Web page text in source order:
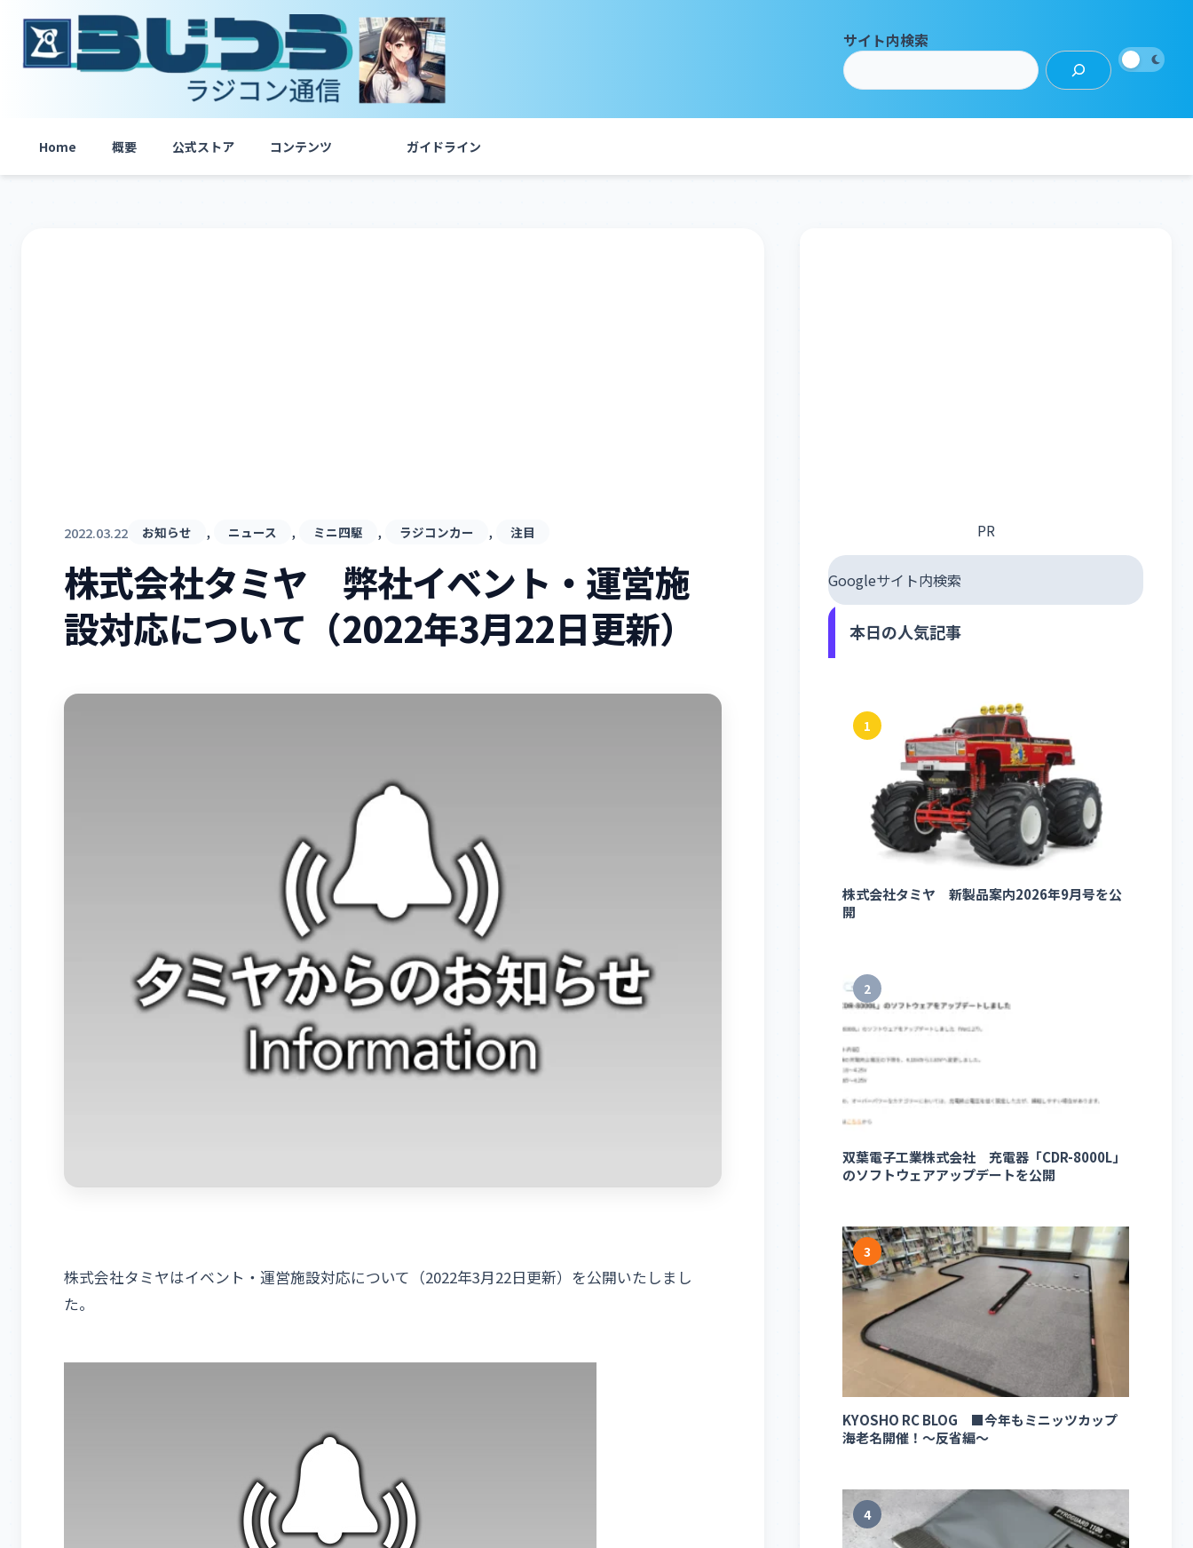
サイト内検索
Home 概要 公式ストア コンテンツ ガイドライン
2022.03.22 お知らせ , ニュース , ミニ四駆 , ラジコンカー , 注目
株式会社タミヤ 弊社イベント・運営施
設対応について（2022年3月22日更新）
株式会社タミヤはイベント・運営施設対応について（2022年3月22日更新）を公開いたしまし
た。
PR
Googleサイト内検索
本日の人気記事
1
株式会社タミヤ 新製品案内2026年9月号を公
開
2
双葉電子工業株式会社 充電器「CDR-8000L」
のソフトウェアアップデートを公開
3
KYOSHO RC BLOG ■今年もミニッツカップ
海老名開催！～反省編～
4